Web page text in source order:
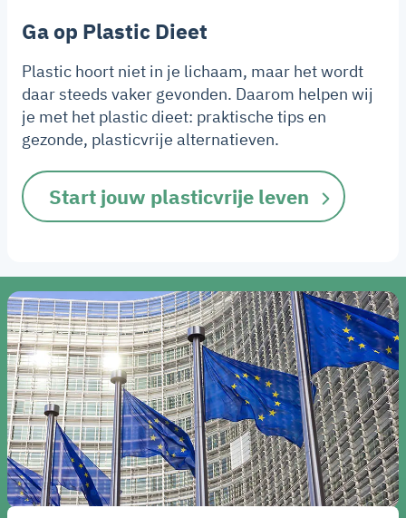
Ga op Plastic Dieet
Plastic hoort niet in je lichaam, maar het wordt
daar steeds vaker gevonden. Daarom helpen wij
je met het plastic dieet: praktische tips en
gezonde, plasticvrije alternatieven.
Start jouw plasticvrije leven